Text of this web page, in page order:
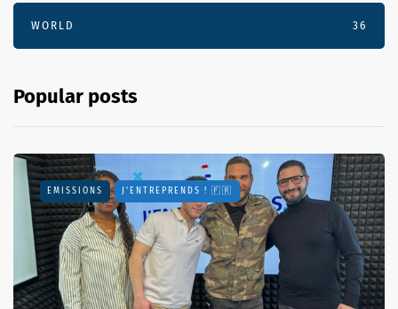
WORLD 36
Popular posts
EMISSIONS J'ENTREPRENDS ! 🇫🇷